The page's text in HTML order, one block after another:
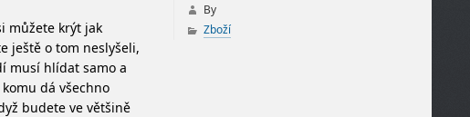
můžete krýt jak
ještě o tom neslyšeli,
musí hlídat samo a
dá všechno
budete ve většině
By
Zboží